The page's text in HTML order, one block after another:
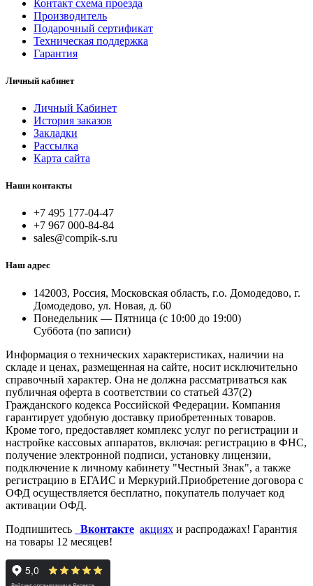
Контакт схема проезда
Производитель
Подарочный сертификат
Техническая поддержка
Гарантия
Личный кабинет
Личный Кабинет
История заказов
Закладки
Рассылка
Карта сайта
Наши контакты
+7 495 177-04-47
+7 967 000-84-84
sales@compik-s.ru
Наш адрес
142003, Россия, Московская область, г.о. Домодедово, г.
Домодедово, ул. Новая, д. 60
Понедельник — Пятница (с 10:00 до 19:00)
Суббота (по записи)
Информация о технических характеристиках, наличии на
складе и ценах, размещенная на сайте, носит исключительно
справочный характер. Она не должна рассматриваться как
публичная оферта в соответствии со статьей 437(2)
Гражданского кодекса Российской Федерации. Компания
гарантирует удобную доставку приобретенных товаров.
Кроме того, предоставляет комплекс услуг по регистрации и
настройке кассовых аппаратов, включая: регистрацию в ФНС,
получение электронной подписи, установку лицензии,
подключение к личному кабинету "Честный Знак", а также
регистрацию в ЕГАИС и Меркурий.Приобретение договора с
ОФД осуществляется бесплатно, покупатель получает код
активации ОФД.
Подпишитесь
Вконтакте акциях и распродажах! Гарантия
на товары 12 месяцев!